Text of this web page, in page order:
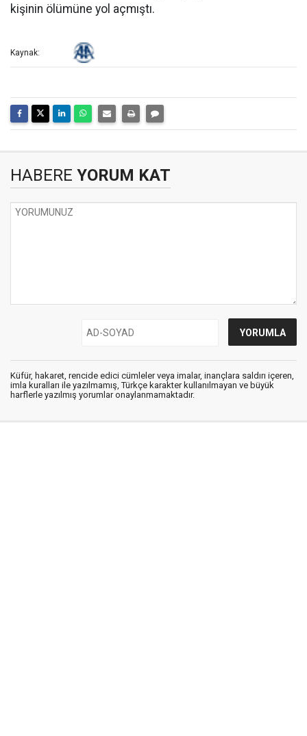
kişinin ölümüne yol açmıştı.
Kaynak:
HABERE YORUM KAT
Küfür, hakaret, rencide edici cümleler veya imalar, inançlara saldırı içeren,
imla kuralları ile yazılmamış, Türkçe karakter kullanılmayan ve büyük
harflerle yazılmış yorumlar onaylanmamaktadır.